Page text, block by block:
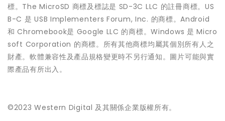
標。The MicroSD 商標及標誌是 SD-3C LLC 的註冊商標。US
B-C 是 USB Implementers Forum, Inc. 的商標。Android
和 Chromebook是 Google LLC 的商標。Windows 是 Micro
soft Corporation 的商標。所有其他商標均屬其個別所有人之
財產。軟體兼容性及產品規格變更時不另行通知。圖片可能與實
際產品有所出入。
©2023 Western Digital 及其關係企業版權所有。